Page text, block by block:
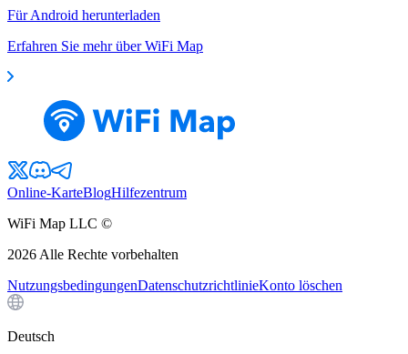
Für Android herunterladen
Erfahren Sie mehr über WiFi Map
Online-KarteBlogHilfezentrum
WiFi Map LLC ©
2026 Alle Rechte vorbehalten
NutzungsbedingungenDatenschutzrichtlinieKonto löschen
Deutsch